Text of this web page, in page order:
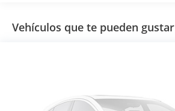
Vehículos que te pueden gustar